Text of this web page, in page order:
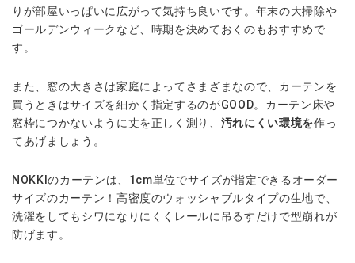
りが部屋いっぱいに広がって気持ち良いです。年末の大掃除や
ゴールデンウィークなど、時期を決めておくのもおすすめで
す。
また、窓の大きさは家庭によってさまざまなので、カーテンを
買うときはサイズを細かく指定するのがGOOD。カーテン床や
窓枠につかないように丈を正しく測り、 汚れにくい環境を作っ
てあげましょう。
NOKKIのカーテンは、1cm単位でサイズが指定できるオーダー
サイズのカーテン！高密度のウォッシャブルタイプの生地で、
洗濯をしてもシワになりにくくレールに吊るすだけで型崩れが
防げます。